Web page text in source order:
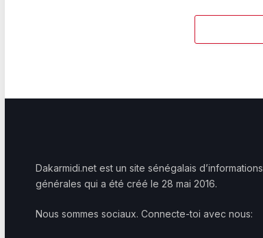
Dakarmidi.net est un site sénégalais d’informations
générales qui a été créé le 28 mai 2016.
Nous sommes sociaux. Connecte-toi avec nous: